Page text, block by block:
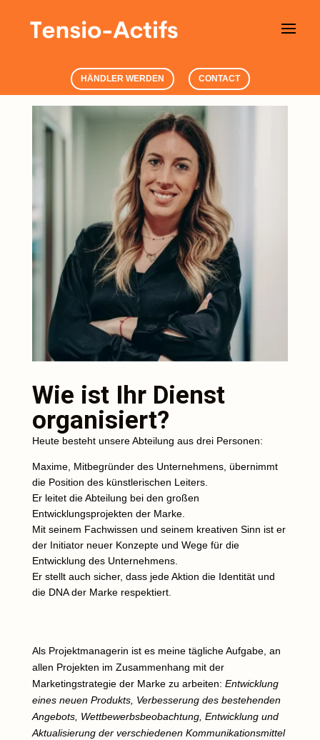
HÄNDLER WERDEN CONTACT
Wie ist Ihr Dienst
organisiert?
Heute besteht unsere Abteilung aus drei Personen:
Maxime, Mitbegründer des Unternehmens, übernimmt
die Position des künstlerischen Leiters.
Er leitet die Abteilung bei den großen
Entwicklungsprojekten der Marke.
Mit seinem Fachwissen und seinem kreativen Sinn ist er
der Initiator neuer Konzepte und Wege für die
Entwicklung des Unternehmens.
Er stellt auch sicher, dass jede Aktion die Identität und
die DNA der Marke respektiert.
Als Projektmanagerin ist es meine tägliche Aufgabe, an
allen Projekten im Zusammenhang mit der
Marketingstrategie der Marke zu arbeiten: Entwicklung
eines neuen Produkts, Verbesserung des bestehenden
Angebots, Wettbewerbsbeobachtung, Entwicklung und
Aktualisierung der verschiedenen Kommunikationsmittel